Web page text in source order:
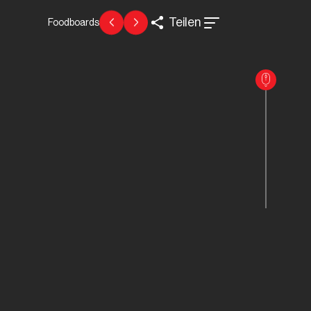
Foodboards Teilen